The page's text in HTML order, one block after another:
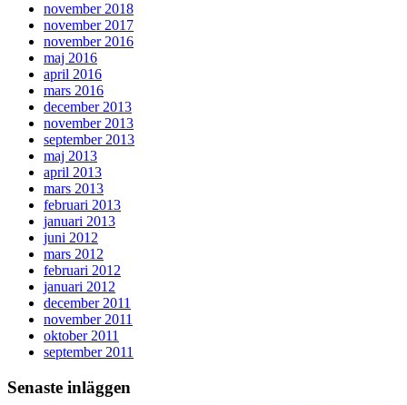
november 2018
november 2017
november 2016
maj 2016
april 2016
mars 2016
december 2013
november 2013
september 2013
maj 2013
april 2013
mars 2013
februari 2013
januari 2013
juni 2012
mars 2012
februari 2012
januari 2012
december 2011
november 2011
oktober 2011
september 2011
Senaste inläggen